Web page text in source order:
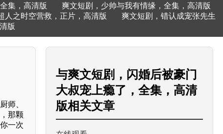
集，高清版
爽文短剧，少帅与我有情缘，全集，高清版
人之时空营救，正片，高清版
爽文短剧，错认成宠张先生
版
师、
那颗
一次
与爽文短剧，闪婚后被豪门
大叔宠上瘾了，全集，高清
版相关文章